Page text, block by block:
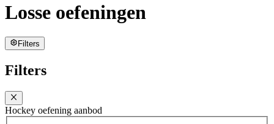
Losse oefeningen
Filters
Filters
Hockey oefening aanbod